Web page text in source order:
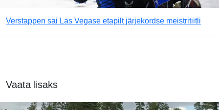
Verstappen sai Las Vegase etapilt järjekordse meistritiitli
Vaata lisaks